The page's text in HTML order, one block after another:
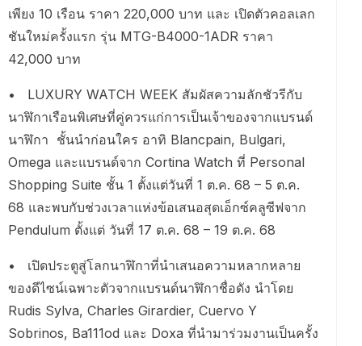
เพียง 10 เรือน ราคา 220,000 บาท และ เปิดตัวคอลเลก
ชันใหม่ครั้งแรก รุ่น MTG-B4000-1ADR ราคา
42,000 บาท
• LUXURY WATCH WEEK สัมผัสความลักชัวรีกับ
นาฬิกาเรือนพิเศษที่คู่ควรแก่การเป็นเจ้าของจากแบรนด์
นาฬิกา ชั้นนำก่อนใคร อาทิ Blancpain, Bulgari,
Omega และแบรนด์จาก Cortina Watch ที่ Personal
Shopping Suite ชั้น 1 ตั้งแต่วันที่ 1 ต.ค. 68 – 5 ต.ค.
68 และพบกับช่วงเวลาแห่งข้อเสนอสุดเอ็กซ์คลูซีฟจาก
Pendulum ตั้งแต่ วันที่ 17 ต.ค. 68 – 19 ต.ค. 68
• เปิดประตูสู่โลกนาฬิกาที่นำเสนอความหลากหลาย
ของดีไซน์เฉพาะตัวจากแบรนด์นาฬิกาชื่อดัง นำโดย
Rudis Sylva, Charles Girardier, Cuervo Y
Sobrinos, Ba111od และ Doxa ที่นำมาร่วมงานเป็นครั้ง